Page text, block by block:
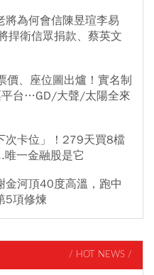
將為何會信陳昱瑄李易
捍衛信眾捐款、蔡英文
價、座位圖出爐！實名制
平台…GD/大聲/太陽全來
次卡位」！279天買8檔
一金融股是它
金河頂40度高溫，跑中
5項修煉
/ HOT NEWS /